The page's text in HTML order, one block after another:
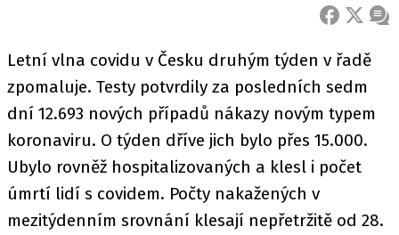
FACEBOOK
X
Letní vlna covidu v Česku druhým týden v řadě
zpomaluje. Testy potvrdily za posledních sedm
dní 12.693 nových případů nákazy novým typem
koronaviru. O týden dříve jich bylo přes 15.000.
Ubylo rovněž hospitalizovaných a klesl i počet
úmrtí lidí s covidem. Počty nakažených v
mezitýdenním srovnání klesají nepřetržitě od 28.